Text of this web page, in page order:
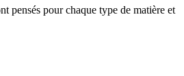
pensés pour chaque type de matière et